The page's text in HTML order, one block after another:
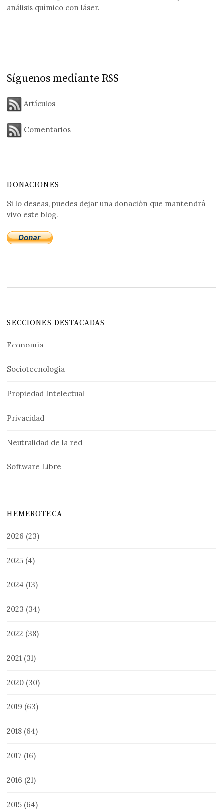
análisis químico con láser.
Síguenos mediante RSS
Artículos
Comentarios
DONACIONES
Si lo deseas, puedes dejar una donación que mantendrá
vivo este blog.
SECCIONES DESTACADAS
Economía
Sociotecnología
Propiedad Intelectual
Privacidad
Neutralidad de la red
Software Libre
HEMEROTECA
2026 (23)
2025 (4)
2024 (13)
2023 (34)
2022 (38)
2021 (31)
2020 (30)
2019 (63)
2018 (64)
2017 (16)
2016 (21)
2015 (64)